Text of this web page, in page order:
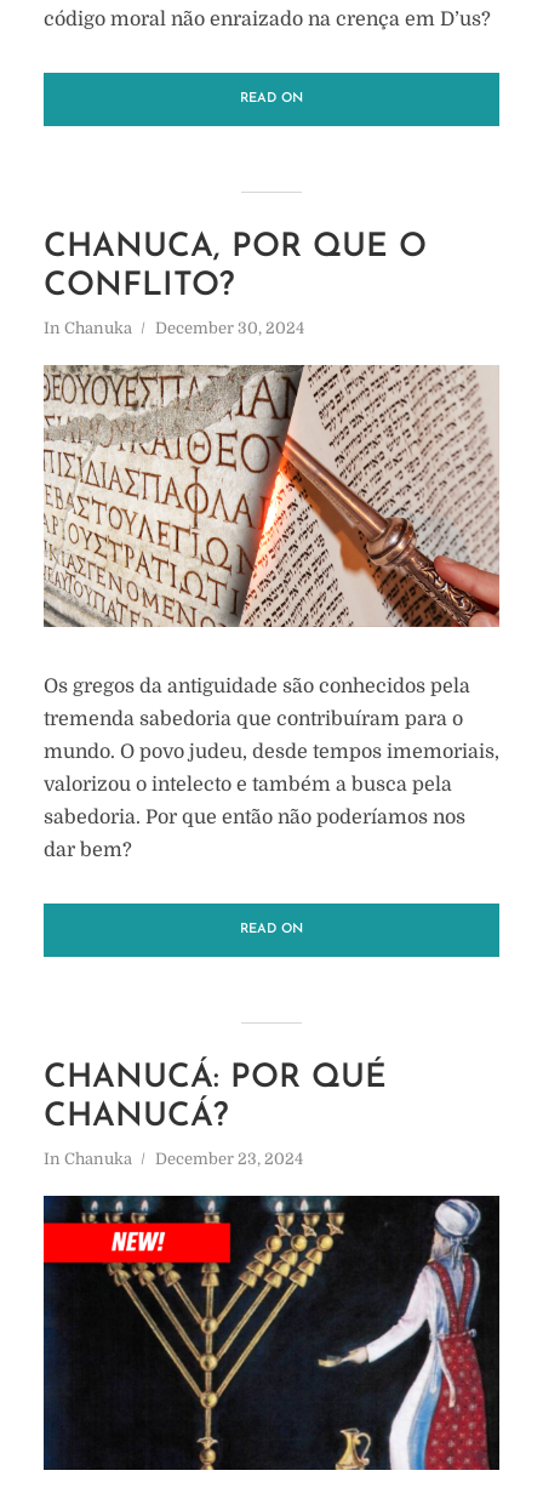
código moral não enraizado na crença em D’us?
READ ON
CHANUCA, POR QUE O
CONFLITO?
In Chanuka December 30, 2024
Os gregos da antiguidade são conhecidos pela
tremenda sabedoria que contribuíram para o
mundo. O povo judeu, desde tempos imemoriais,
valorizou o intelecto e também a busca pela
sabedoria. Por que então não poderíamos nos
dar bem?
READ ON
CHANUCÁ: POR QUÉ
CHANUCÁ?
In Chanuka December 23, 2024